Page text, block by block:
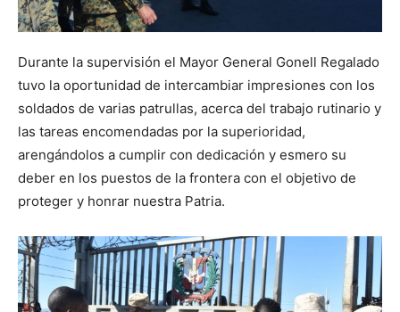
Durante la supervisión el Mayor General Gonell Regalado
tuvo la oportunidad de intercambiar impresiones con los
soldados de varias patrullas, acerca del trabajo rutinario y
las tareas encomendadas por la superioridad,
arengándolos a cumplir con dedicación y esmero su
deber en los puestos de la frontera con el objetivo de
proteger y honrar nuestra Patria.